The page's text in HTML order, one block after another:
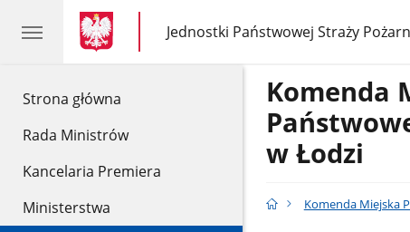
Strona główna
Rada Ministrów
Kancelaria Premiera
Ministerstwa
gov.pl
gov.pl
Jednostki Państwowej Straży
gov.pl
Jednostki
Państwowej
Komenda
w Łodzi
Komenda Miejska